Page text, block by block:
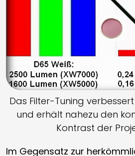
Das Filter-Tuning
und erhält nahezu den
Kontrast der
Im Gegensatz zur